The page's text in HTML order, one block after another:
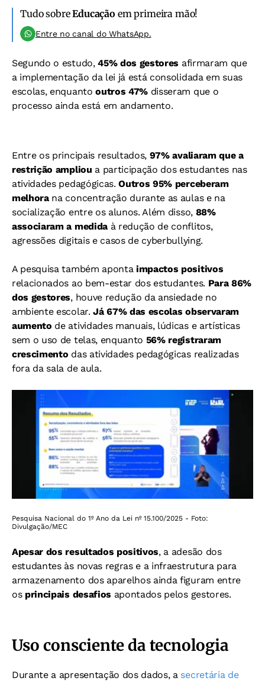
Tudo sobreEducação em primeira mão!
Entre no canal do WhatsApp.
Segundo o estudo,45% dos gestores afirmaram que
a implementação da lei já está consolidada em suas
escolas, enquantooutros 47% disseram que o
processo ainda está em andamento.
Entre os principais resultados, 97% avaliaram que a
restrição ampliou a participação dos estudantes nas
atividades pedagógicas.Outros 95% perceberam
melhorana concentração durante as aulas e na
socialização entre os alunos. Além disso, 88%
associaram a medidaà redução de conflitos,
agressões digitais e casos de cyberbullying.
A pesquisa também apontaimpactos positivos
relacionados ao bem-estar dos estudantes. Para 86%
dos gestores, houve redução da ansiedade no
ambiente escolar.Já 67% das escolas observaram
aumento de atividades manuais, lúdicas e artísticas
sem o uso de telas, enquanto 56% registraram
crescimento das atividades pedagógicas realizadas
fora da sala de aula.
Pesquisa Nacional do 1º Ano da Lei nº 15.100/2025 - Foto:
Divulgação/MEC
Apesar dos resultados positivos, a adesão dos
estudantes às novas regras e a infraestrutura para
armazenamento dos aparelhos ainda figuram entre
os principais desafios apontados pelos gestores.
Uso consciente da tecnologia
Durante a apresentação dos dados, a secretária de